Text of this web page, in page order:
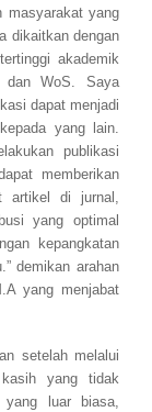
masyarakat yang
dikaitkan dengan
akademik
dan WoS. Saya
dapat menjadi
yang lain.
publikasi
memberikan
artikel di jurnal,
yang optimal
kepangkatan
demikan arahan
yang menjabat
setelah melalui
yang tidak
yang luar biasa,